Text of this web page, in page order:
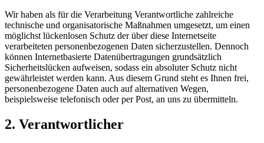
Wir haben als für die Verarbeitung Verantwortliche zahlreiche
technische und organisatorische Maßnahmen umgesetzt, um einen
möglichst lückenlosen Schutz der über diese Internetseite
verarbeiteten personenbezogenen Daten sicherzustellen. Dennoch
können Internetbasierte Datenübertragungen grundsätzlich
Sicherheitslücken aufweisen, sodass ein absoluter Schutz nicht
gewährleistet werden kann. Aus diesem Grund steht es Ihnen frei,
personenbezogene Daten auch auf alternativen Wegen,
beispielsweise telefonisch oder per Post, an uns zu übermitteln.
2. Verantwortlicher